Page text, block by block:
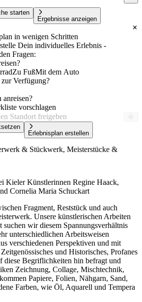
starten
Ergebnisse anzeigen
in wenigen Schritten
Dein individuelles Erlebnis -
Fragen:
Zu FußMit dem Auto
Verfügung?
anreisen?
vorschlagen
Erlebnisplan erstellen
& Stückwerk, Meisterstücke &
Kieler Künstlerinnen Regine Haack,
Cornelia Maria Schuckart
Fragment, Reststück und auch
Unsere künstlerischen Arbeiten
wir diesem Spannungsverhältnis
unterschiedlichen Arbeitsweisen
verschiedenen Perspektiven und mit
und Historisches, Profanes
diese Begriflichkeiten hin befragt und
Zeichnung, Collage, Mischtechnik,
Papiere, Folien, Nähgarn, Sand,
Farben, wie Öl, Aquarell und Tempera